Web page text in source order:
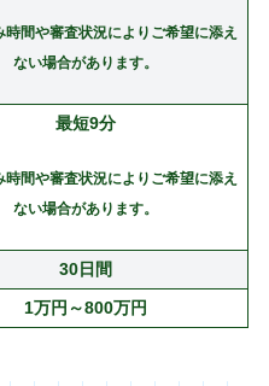
間や審査状況によりご希望に添え
ない場合があります。
最短9分
間や審査状況によりご希望に添え
ない場合があります。
30日間
1万円～800万円